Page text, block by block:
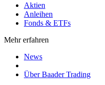
Aktien
Anleihen
Fonds & ETFs
Mehr erfahren
News
Über Baader Trading